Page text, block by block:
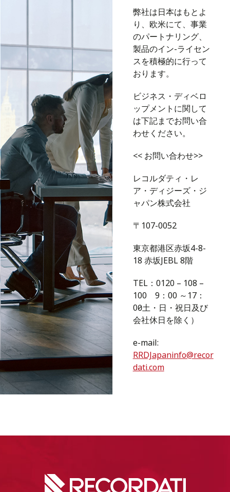
弊社は日本はもとよ
り、欧米にて、事業
のパートナリング、
製品のイン-ライセン
スを積極的に行って
おります。
ビジネス・ディベロ
ップメントに関して
は下記までお問い合
わせください。
<< お問い合わせ>>
レコルダティ・レ
ア・ディジーズ・ジ
ャパン株式会社
〒107-0052
東京都港区赤坂4-8-
18 赤坂JEBL 8階
TEL：0120 – 108 –
100 9：00 ～17：
00（土・日・祝日及び
会社休日を除く）
e-mail:
RRDJapaninfo@recor
dati.com